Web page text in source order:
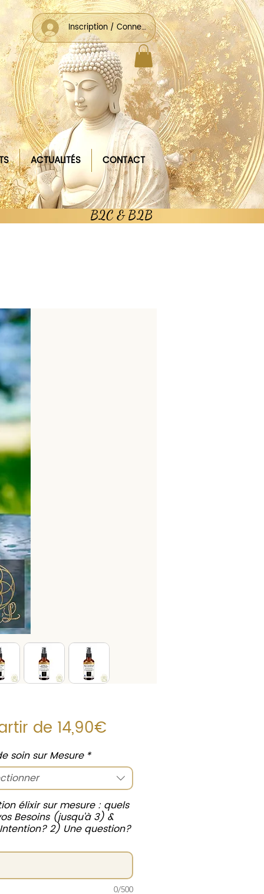
Inscription / Connexion
ACTUALITÉS CONTACT
B2C & B2B
de 14,90€Prix
soin sur Mesure *
élixir sur mesure : quels
Besoins (jusqu'à 3) &
2) Une question?
0/500